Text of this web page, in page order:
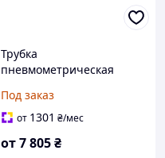
Трубка
пневмометрическая
Под заказ
от 1301 ₴/мес
от7 805₴